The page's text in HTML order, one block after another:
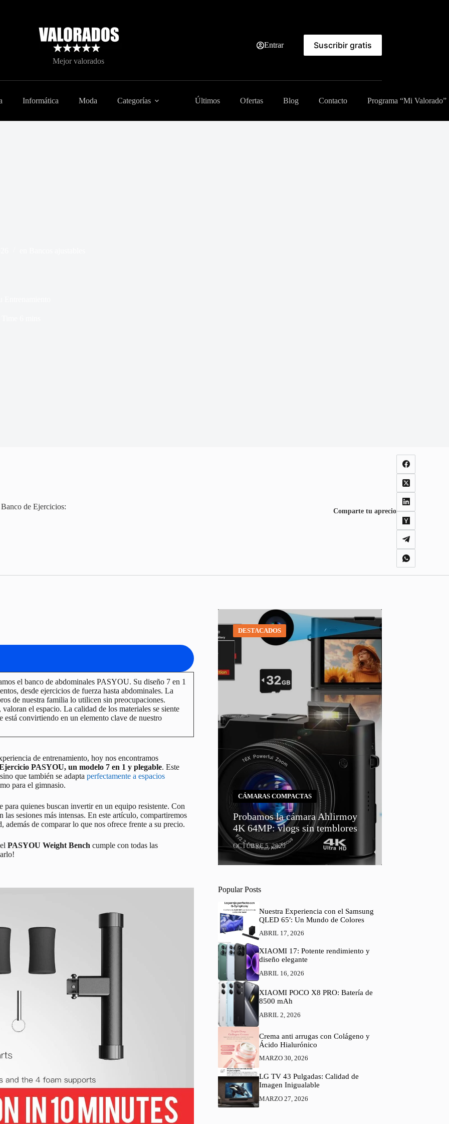
Mejor valorados
Entrar Suscribir gratis
Informática Moda Categorías Últimos Ofertas Blog Contacto Programa “Mi Valorado”
Banco de Ejercicios:
Comparte tu aprecio
el banco de abdominales PASYOU. Su diseño 7 en 1
desde ejercicios de fuerza hasta abdominales. La
de nuestra familia lo utilicen sin preocupaciones.
el espacio. La calidad de los materiales se siente
convirtiendo en un elemento clave de nuestro
de entrenamiento, hoy nos encontramos
PASYOU, un modelo 7 en 1 y plegable. Este
que también se adapta perfectamente a espacios
para el gimnasio.
para quienes buscan invertir en un equipo resistente. Con
las sesiones más intensas. En este artículo, compartiremos
además de comparar lo que nos ofrece frente a su precio.
PASYOU Weight Bench cumple con todas las
DESTACADOS
CÁMARAS COMPACTAS
Probamos la cámara Ahlirmoy
4K 64MP: vlogs sin temblores
OCTUBRE 5, 2025
Popular Posts
Nuestra Experiencia con el Samsung
QLED 65′: Un Mundo de Colores
ABRIL 17, 2026
XIAOMI 17: Potente rendimiento y
diseño elegante
ABRIL 16, 2026
XIAOMI POCO X8 PRO: Batería de
8500 mAh
ABRIL 2, 2026
Crema anti arrugas con Colágeno y
Ácido Hialurónico
MARZO 30, 2026
LG TV 43 Pulgadas: Calidad de
Imagen Inigualable
MARZO 27, 2026